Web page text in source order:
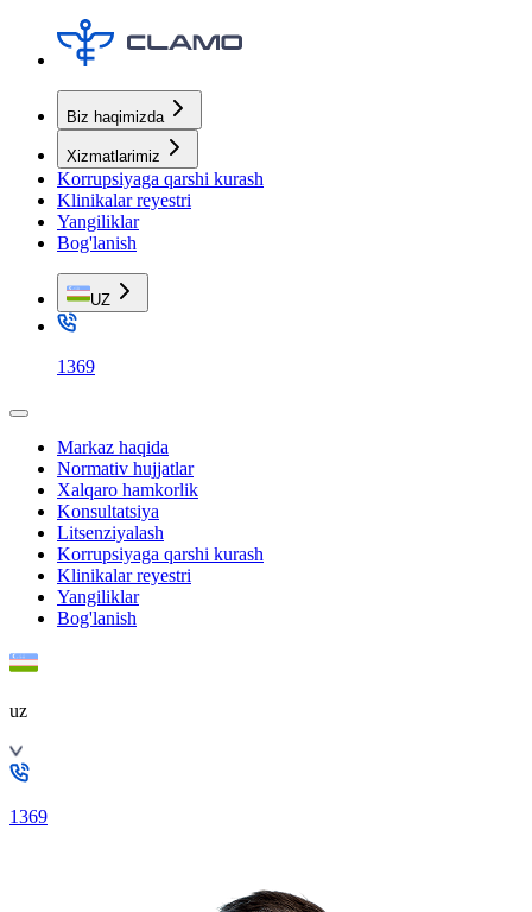
Biz haqimizda
Xizmatlarimiz
Korrupsiyaga qarshi kurash
Klinikalar reyestri
Yangiliklar
Bog'lanish
UZ
1369
Markaz haqida
Normativ hujjatlar
Xalqaro hamkorlik
Konsultatsiya
Litsenziyalash
Korrupsiyaga qarshi kurash
Klinikalar reyestri
Yangiliklar
Bog'lanish
uz
1369